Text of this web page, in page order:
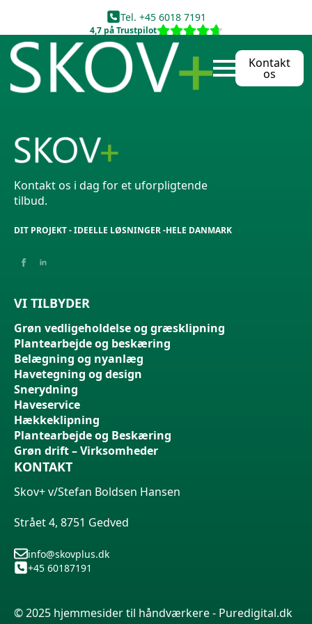
Tel. +45 6018 7191
4,7 på Trustpilot
Kontakt
os
Ring til os Send mail
Kontakt os i dag for et uforpligtende
tilbud.
DIT PROJEKT - IDEELLE LØSNINGER -HELE DANMARK
VI TILBYDER
Grøn vedligeholdelse og græsklipning
Plantearbejde og beskæring
Belægning og nyanlæg
Havetegning og design
Snerydning
Haveservice
Hækkeklipning
Plantearbejde og Beskæring
Grøn drift – Virksomheder
KONTAKT
Skov+ v/Stefan Boldsen Hansen
Strået 4, 8751 Gedved
info@skovplus.dk
+45 60187191
© 2025 hjemmesider til håndværkere - Puredigital.dk